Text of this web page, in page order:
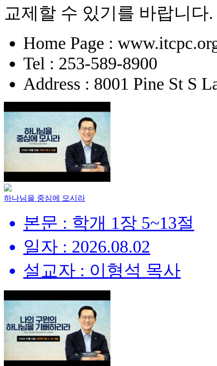
교제할 수 있기를 바랍니다.
Home Page :
Tel : 253-589-8900
Address : 8001 Pine St S
하나님을 중심에 모시라
본문 : 학개 1장 5~13절
일자 : 2026.08.02
설교자 : 이형석 목사